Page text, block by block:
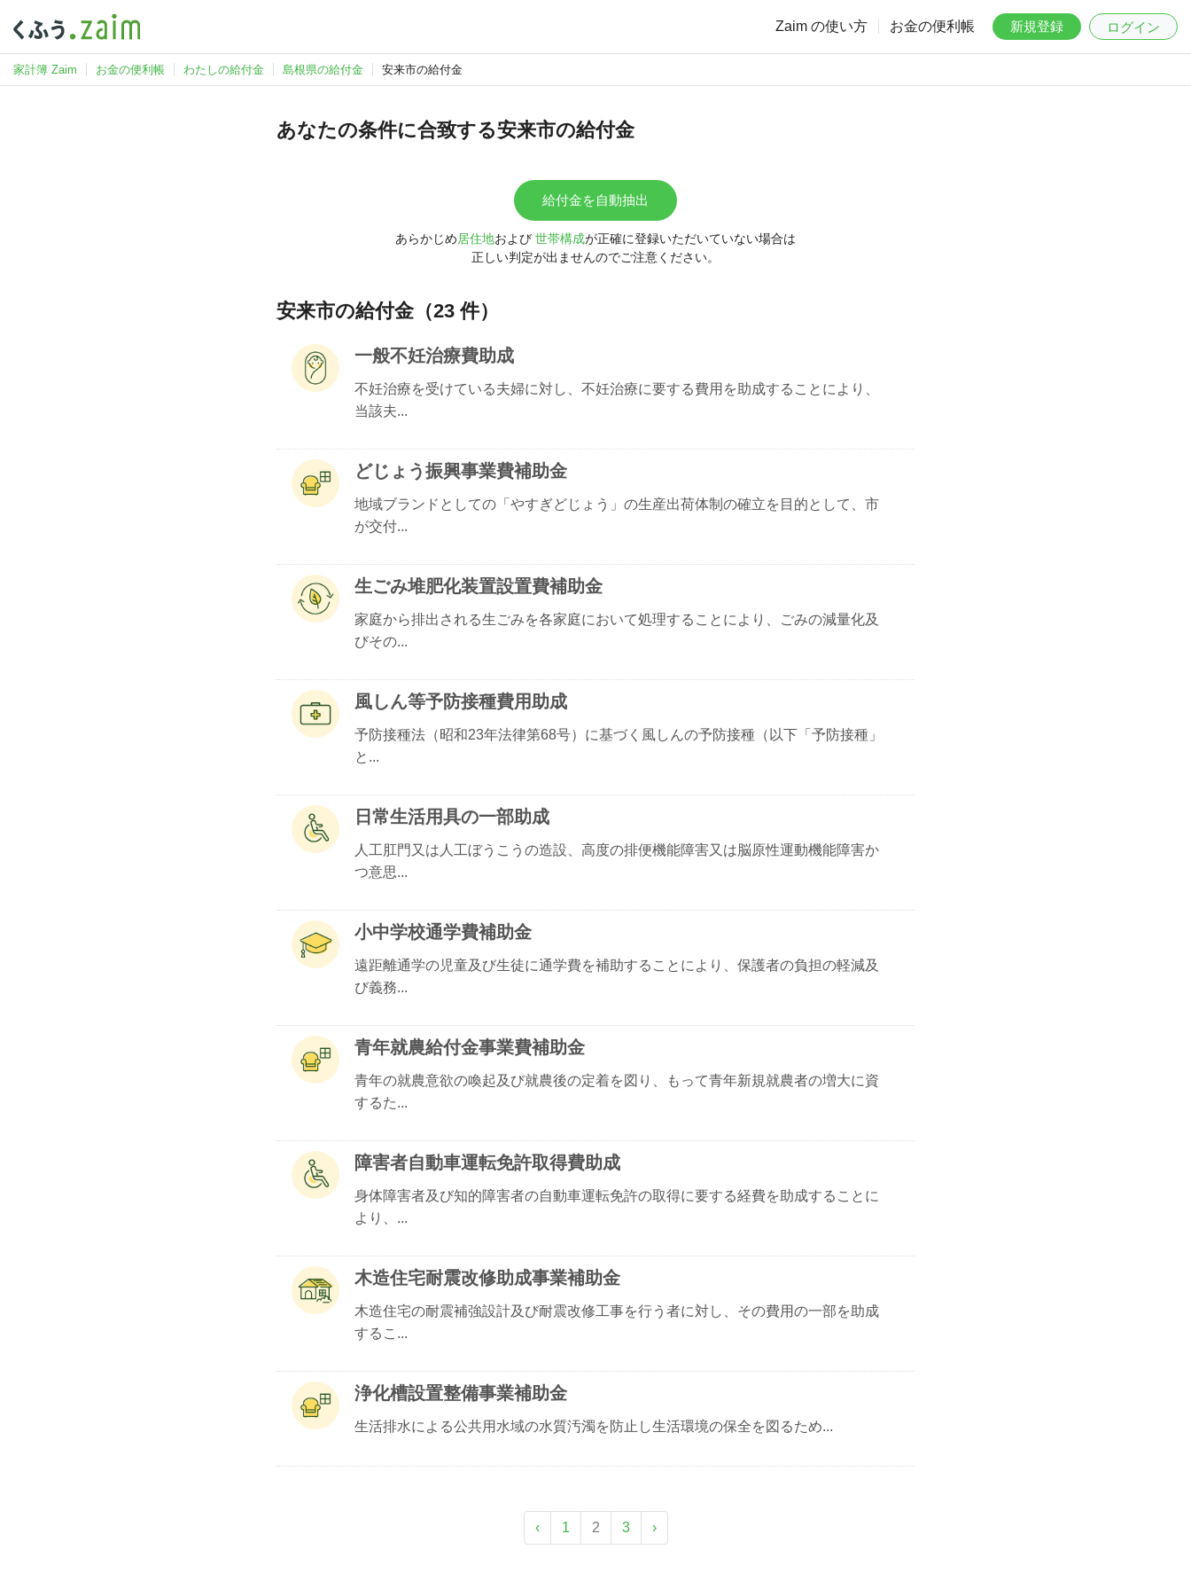
Zaim の使い方 お金の便利帳 新規登録 ログイン
家計簿 Zaim お金の便利帳 わたしの給付金 島根県の給付金 安来市の給付金
あなたの条件に合致する安来市の給付金
給付金を自動抽出
あらかじめ居住地および 世帯構成が正確に登録いただいていない場合は
正しい判定が出ませんのでご注意ください。
安来市の給付金（23 件）
一般不妊治療費助成
不妊治療を受けている夫婦に対し、不妊治療に要する費用を助成することにより、
当該夫...
どじょう振興事業費補助金
地域ブランドとしての「やすぎどじょう」の生産出荷体制の確立を目的として、市
が交付...
生ごみ堆肥化装置設置費補助金
家庭から排出される生ごみを各家庭において処理することにより、ごみの減量化及
びその...
風しん等予防接種費用助成
予防接種法（昭和23年法律第68号）に基づく風しんの予防接種（以下「予防接種」
と...
日常生活用具の一部助成
人工肛門又は人工ぼうこうの造設、高度の排便機能障害又は脳原性運動機能障害か
つ意思...
小中学校通学費補助金
遠距離通学の児童及び生徒に通学費を補助することにより、保護者の負担の軽減及
び義務...
青年就農給付金事業費補助金
青年の就農意欲の喚起及び就農後の定着を図り、もって青年新規就農者の増大に資
するた...
障害者自動車運転免許取得費助成
身体障害者及び知的障害者の自動車運転免許の取得に要する経費を助成することに
より、...
木造住宅耐震改修助成事業補助金
木造住宅の耐震補強設計及び耐震改修工事を行う者に対し、その費用の一部を助成
するこ...
浄化槽設置整備事業補助金
生活排水による公共用水域の水質汚濁を防止し生活環境の保全を図るため...
‹ 1 2 3 ›